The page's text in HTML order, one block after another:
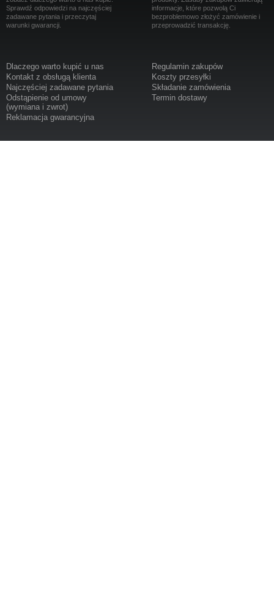
Sprawdź odpowiedzi na najczęściej
zadawane pytania i przeczytaj
warunki gwarancji.
Dlaczego warto kupić u nas
Kontakt z obsługą klienta
Najczęściej zadawane pytania
Odstąpienie od umowy
(wymiana i zwrot)
Reklamacja gwarancyjna
informacje, które pozwolą Ci
bezproblemowo złożyć zamówienie i
przeprowadzić transakcję.
Regulamin zakupów
Koszty przesyłki
Składanie zamówienia
Termin dostawy